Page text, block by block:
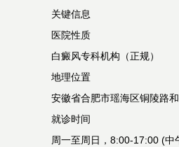
关键信息
医院性质
白癜风专科机构（正规）
地理位置
安徽省合肥市瑶海区铜陵路
就诊时间
周一至周日，8:00-17:00 (中